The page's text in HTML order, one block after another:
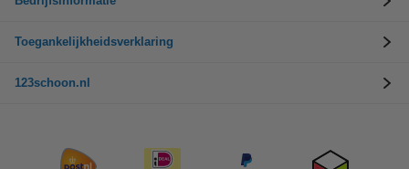
Toegankelijkheidsverklaring
123schoon.nl